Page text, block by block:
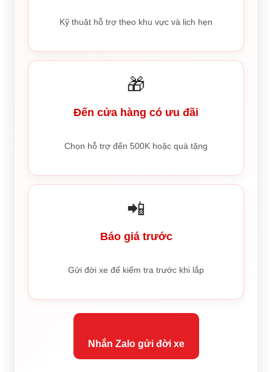
Kỹ thuật hỗ trợ theo khu vực và lịch hẹn
🎁
Đến cửa hàng có ưu đãi
Chọn hỗ trợ đến 500K hoặc quà tặng
📲
Báo giá trước
Gửi đời xe để kiểm tra trước khi lắp
Nhắn Zalo gửi đời xe